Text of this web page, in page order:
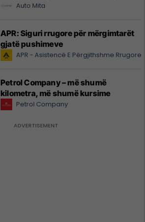
Auto Mita
APR: Siguri rrugore për mërgimtarët
gjatë pushimeve
APR - Asistencë E Përgjithshme Rrugore
Petrol Company – më shumë
kilometra, më shumë kursime
Petrol Company